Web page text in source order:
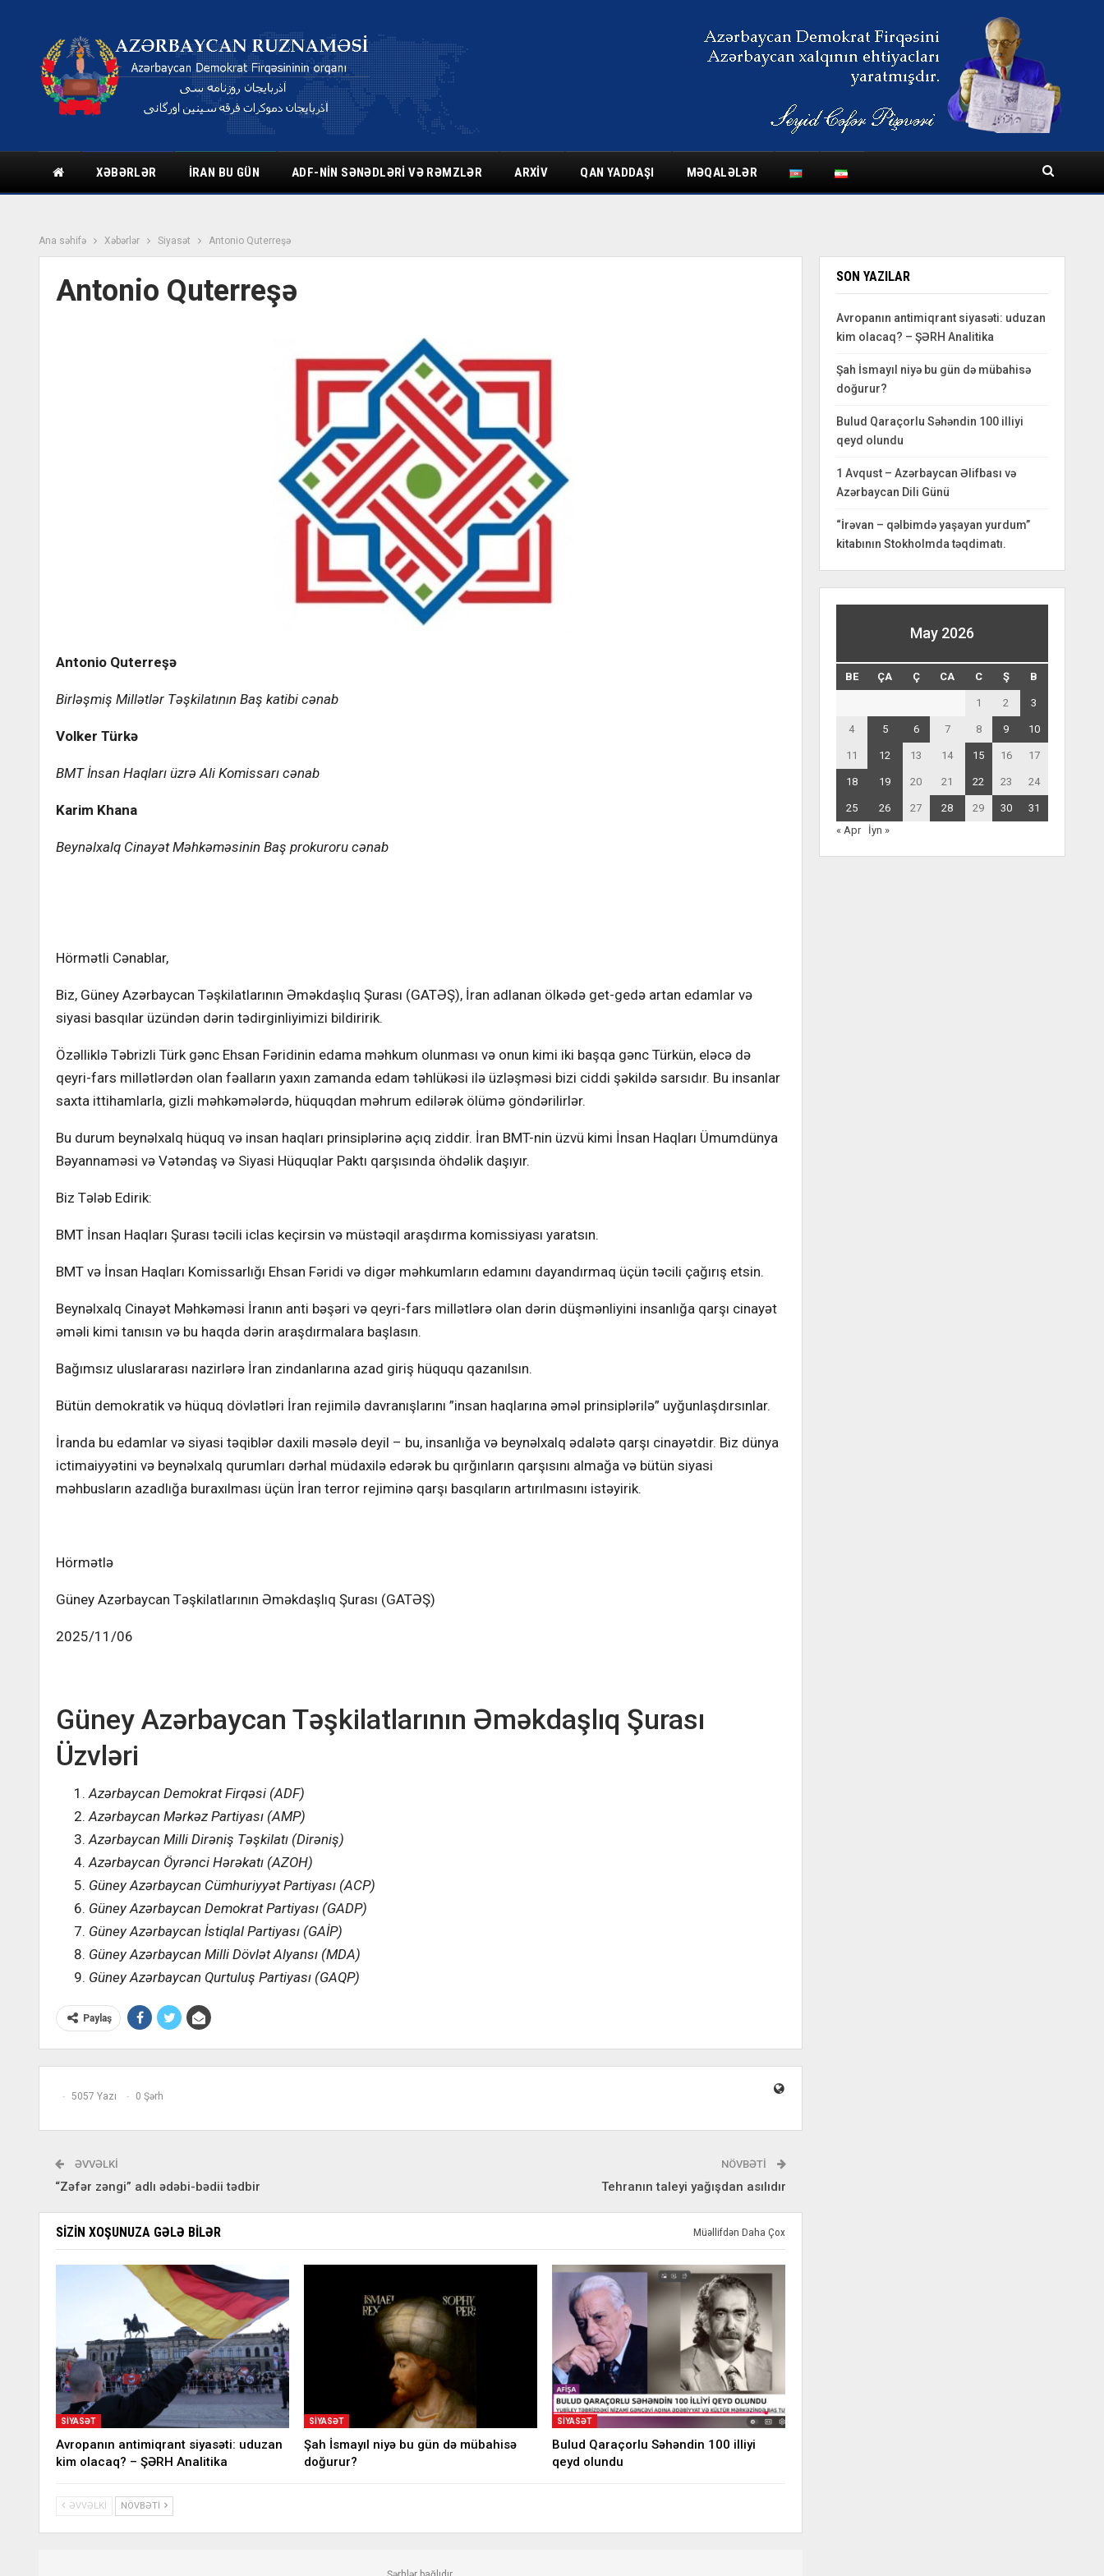
XƏBƏRLƏR İRAN BU GÜN ADF-NIN SƏNƏDLƏRI VƏ RƏMZLƏR ARXIV QAN YADDAŞI MƏQALƏLƏR
Ana səhifə Xəbərlər Siyasət Antonio Quterreşə
Antonio Quterreşə
Antonio Quterreşə
Birləşmiş Millətlər Təşkilatının Baş katibi cənab
Volker Türkə
BMT İnsan Haqları üzrə Ali Komissarı cənab
Karim Khana
Beynəlxalq Cinayət Məhkəməsinin Baş prokuroru cənab
Hörmətli Cənablar,
Biz, Güney Azərbaycan Təşkilatlarının Əməkdaşlıq Şurası (GATƏŞ), İran adlanan ölkədə get-gedə artan edamlar və
siyasi basqılar üzündən dərin tədirginliyimizi bildiririk.
Özəlliklə Təbrizli Türk gənc Ehsan Fəridinin edama məhkum olunması və onun kimi iki başqa gənc Türkün, eləcə də
qeyri-fars millətlərdən olan fəalların yaxın zamanda edam təhlükəsi ilə üzləşməsi bizi ciddi şəkildə sarsıdır. Bu insanlar
saxta ittihamlarla, gizli məhkəmələrdə, hüquqdan məhrum edilərək ölümə göndərilirlər.
Bu durum beynəlxalq hüquq və insan haqları prinsiplərinə açıq ziddir. İran BMT-nin üzvü kimi İnsan Haqları Ümumdünya
Bəyannaməsi və Vətəndaş və Siyasi Hüquqlar Paktı qarşısında öhdəlik daşıyır.
Biz Tələb Edirik:
BMT İnsan Haqları Şurası təcili iclas keçirsin və müstəqil araşdırma komissiyası yaratsın.
BMT və İnsan Haqları Komissarlığı Ehsan Fəridi və digər məhkumların edamını dayandırmaq üçün təcili çağırış etsin.
Beynəlxalq Cinayət Məhkəməsi İranın anti bəşəri və qeyri-fars millətlərə olan dərin düşmənliyini insanlığa qarşı cinayət
əməli kimi tanısın və bu haqda dərin araşdırmalara başlasın.
Bağımsız uluslararası nazirlərə İran zindanlarına azad giriş hüququ qazanılsın.
Bütün demokratik və hüquq dövlətləri İran rejimilə davranışlarını ”insan haqlarına əməl prinsiplərilə” uyğunlaşdırsınlar.
İranda bu edamlar və siyasi təqiblər daxili məsələ deyil – bu, insanlığa və beynəlxalq ədalətə qarşı cinayətdir. Biz dünya
ictimaiyyətini və beynəlxalq qurumları dərhal müdaxilə edərək bu qırğınların qarşısını almağa və bütün siyasi
məhbusların azadlığa buraxılması üçün İran terror rejiminə qarşı basqıların artırılmasını istəyirik.
Hörmətlə
Güney Azərbaycan Təşkilatlarının Əməkdaşlıq Şurası (GATƏŞ)
2025/11/06
Güney Azərbaycan Təşkilatlarının Əməkdaşlıq Şurası
Üzvləri
Azərbaycan Demokrat Firqəsi (ADF)
Azərbaycan Mərkəz Partiyası (AMP)
Azərbaycan Milli Dirəniş Təşkilatı (Dirəniş)
Azərbaycan Öyrənci Hərəkatı (AZOH)
Güney Azərbaycan Cümhuriyyət Partiyası (ACP)
Güney Azərbaycan Demokrat Partiyası (GADP)
Güney Azərbaycan İstiqlal Partiyası (GAİP)
Güney Azərbaycan Milli Dövlət Alyansı (MDA)
Güney Azərbaycan Qurtuluş Partiyası (GAQP)
Paylaş
5057 Yazı 0 Şərh
ƏVVƏLKI
“Zəfər zəngi” adlı ədəbi-bədii tədbir
NÖVBƏTI
Tehranın taleyi yağışdan asılıdır
SIZIN XOŞUNUZA GƏLƏ BILƏR Müəllifdən Daha Çox
SIYASƏT
Avropanın antimiqrant siyasəti: uduzan
kim olacaq? – ŞƏRH Analitika
SIYASƏT
Şah İsmayıl niyə bu gün də mübahisə
doğurur?
SIYASƏT
Bulud Qaraçorlu Səhəndin 100 illiyi
qeyd olundu
ƏVVƏLKI NÖVBƏTI
SON YAZILAR
Avropanın antimiqrant siyasəti: uduzan
kim olacaq? – ŞƏRH Analitika
Şah İsmayıl niyə bu gün də mübahisə
doğurur?
Bulud Qaraçorlu Səhəndin 100 illiyi
qeyd olundu
1 Avqust – Azərbaycan Əlifbası və
Azərbaycan Dili Günü
“İrəvan – qəlbimdə yaşayan yurdum”
kitabının Stokholmda təqdimatı.
May 2026
BE ÇA Ç CA C Ş B
1 2 3
4 5 6 7 8 9 10
11 12 13 14 15 16 17
18 19 20 21 22 23 24
25 26 27 28 29 30
31
« Apr
İyn »